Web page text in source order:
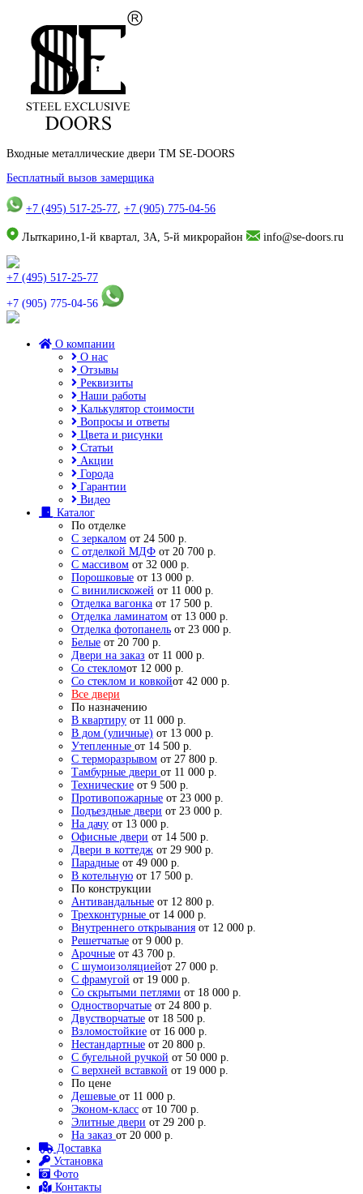
Входные металлические двери TM SE-DOORS
Бесплатный вызов замерщика
+7 (495) 517-25-77, +7 (905) 775-04-56
Лыткарино,1-й квартал, 3А, 5-й микрорайон info@se-doors.ru
+7 (495) 517-25-77
+7 (905) 775-04-56
О компании
О нас
Отзывы
Реквизиты
Наши работы
Калькулятор стоимости
Вопросы и ответы
Цвета и рисунки
Статьи
Акции
Города
Гарантии
Видео
Каталог
По отделке
С зеркалом от 24 500 р.
С отделкой МДФ от 20 700 р.
С массивом от 32 000 р.
Порошковые от 13 000 р.
С винилискожей от 11 000 р.
Отделка вагонка от 17 500 р.
Отделка ламинатом от 13 000 р.
Отделка фотопанель от 23 000 р.
Белые от 20 700 р.
Двери на заказ от 11 000 р.
Со стекломот 12 000 р.
Со стеклом и ковкойот 42 000 р.
Все двери
По назначению
В квартиру от 11 000 р.
В дом (уличные) от 13 000 р.
Утепленные от 14 500 р.
С терморазрывом от 27 800 р.
Тамбурные двери от 11 000 р.
Технические от 9 500 р.
Противопожарные от 23 000 р.
Подъездные двери от 23 000 р.
На дачу от 13 000 р.
Офисные двери от 14 500 р.
Двери в коттедж от 29 900 р.
Парадные от 49 000 р.
В котельную от 17 500 р.
По конструкции
Антивандальные от 12 800 р.
Трехконтурные от 14 000 р.
Внутреннего открывания от 12 000 р.
Решетчатые от 9 000 р.
Арочные от 43 700 р.
С шумоизоляциейот 27 000 р.
С фрамугой от 19 000 р.
Со скрытыми петлями от 18 000 р.
Одностворчатые от 24 800 р.
Двустворчатые от 18 500 р.
Взломостойкие от 16 000 р.
Нестандартные от 20 800 р.
С бугельной ручкой от 50 000 р.
С верхней вставкой от 19 000 р.
По цене
Дешевые от 11 000 р.
Эконом-класс от 10 700 р.
Элитные двери от 29 200 р.
На заказ от 20 000 р.
Доставка
Установка
Фото
Контакты